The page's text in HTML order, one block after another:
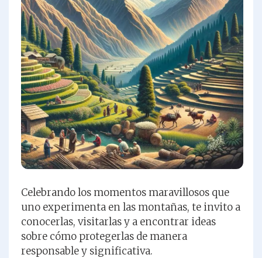
Celebrando los momentos maravillosos que
uno experimenta en las montañas, te invito a
conocerlas, visitarlas y a encontrar ideas
sobre cómo protegerlas de manera
responsable y significativa.